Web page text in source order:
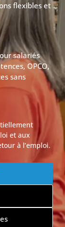
flexibles et
salariés
OPCO,
sans
et aux
à l’emploi.